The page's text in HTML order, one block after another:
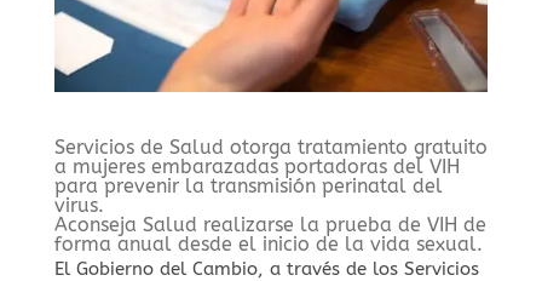
Servicios de Salud otorga tratamiento gratuito
a mujeres embarazadas portadoras del VIH
para prevenir la transmisión perinatal del
virus.
Aconseja Salud realizarse la prueba de VIH de
forma anual desde el inicio de la vida sexual.
El Gobierno del Cambio, a través de los Servicios